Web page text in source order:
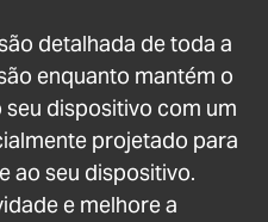
detalhada de toda a
enquanto mantém o
dispositivo com um
projetado para
ao seu dispositivo.
e melhore a